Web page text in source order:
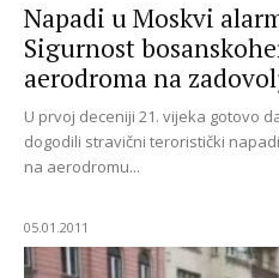
Napadi u Moskvi
Sigurnost
aerodroma na
U prvoj deceniji 21. vijeka gotovo
dogodili stravični teroristički
na aerodromu...
05.01.2011